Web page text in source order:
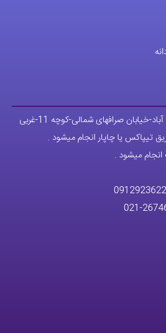
تیپاکس یا چاپار انجام میشود .
انجام میشود .
09129236225